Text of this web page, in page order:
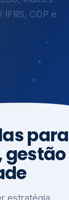
para
estratégia,